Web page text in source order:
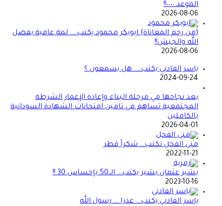
الموعد ٠٠٠٠!!
2026-08-06
(من رحم المعاناة) ابوبكر محمود يكتب…. لمة عافية بفضل
الله والجيش!!
2026-08-06
ياسر الفادني يكتب…. هل يسمعون ؟
2024-09-24
بعد نجاحها في مرحلة البناء وإعادة الإعمار الشرطة
المجتمعية تساهم في تامين امتحانات الشهادة السودانية
بالكاملين
2026-04-01
منى الفحل تكتب… شكراً قطر
2022-11-21
بشير عثمان بشير يكتب… الــ50 بإحساس 30 !!
2023-10-16
ياسر الفادني يكتب… عذرا … رسول الله